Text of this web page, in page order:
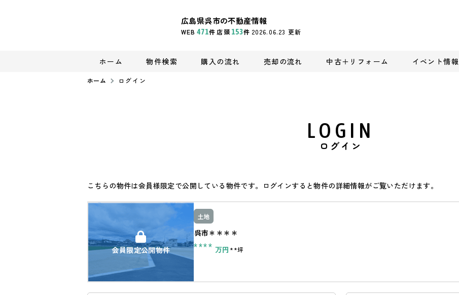
広島県呉市の不動産情報
WEB 471件 店頭 153件 2026.06.23 更新
ホーム 物件検索 購入の流れ 売却の流れ 中古＋リフォーム イベント情報
ホーム ログイン
ログイン
LOGIN
こちらの物件は会員様限定で公開している物件です。ログインすると物件の詳細情報がご覧いただけます。
会員限定公開物件
土地
呉市＊＊＊＊
**** 万円 **坪